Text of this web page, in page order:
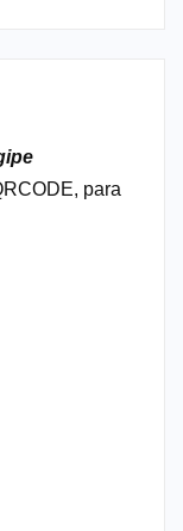
para